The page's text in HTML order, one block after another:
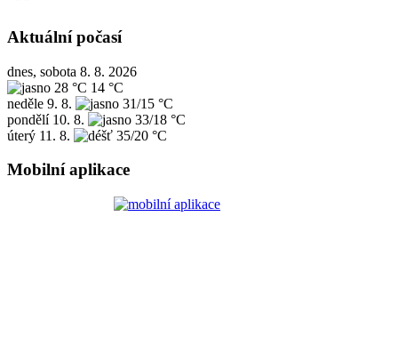
Aktuální počasí
dnes, sobota 8. 8. 2026
28 °C 14 °C
neděle 9. 8.
31/15 °C
pondělí 10. 8.
33/18 °C
úterý 11. 8. 35/20 °C
Mobilní aplikace